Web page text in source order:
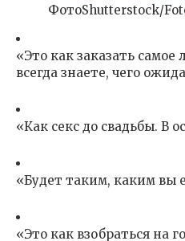
ФотоShutterstock/
«Это как заказать
всегда знаете, чего
«Как секс до свадьбы. В
«Будет таким, каким вы
«Это как взобраться на